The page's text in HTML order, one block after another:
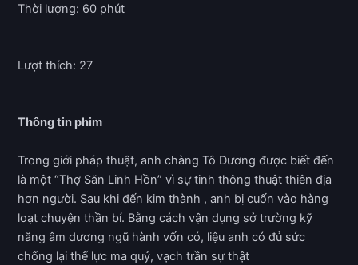
Thời lượng: 60 phút
Lượt thích: 27
Thông tin phim
Trong giới pháp thuật, anh chàng Tô Dương được biết đến
là một “Thợ Săn Linh Hồn” vì sự tinh thông thuật thiên địa
hơn người. Sau khi đến kim thành , anh bị cuốn vào hàng
loạt chuyện thần bí. Bằng cách vận dụng sở trường kỹ
năng âm dương ngũ hành vốn có, liệu anh có đủ sức
chống lại thế lực ma quỷ, vạch trần sự thật